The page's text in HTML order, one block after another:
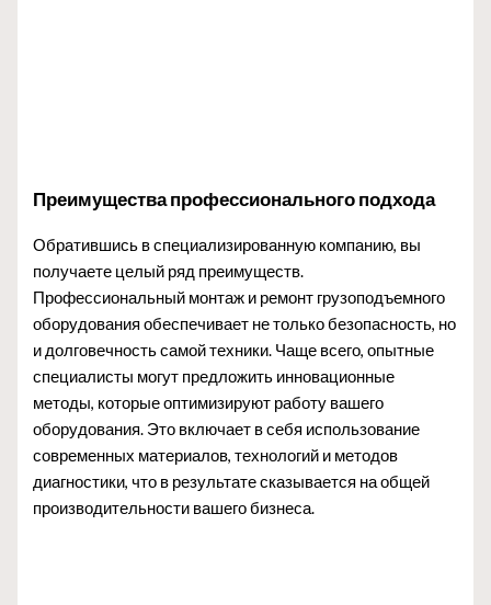
Преимущества профессионального подхода
Обратившись в специализированную компанию, вы
получаете целый ряд преимуществ.
Профессиональный монтаж и ремонт грузоподъемного
оборудования обеспечивает не только безопасность, но
и долговечность самой техники. Чаще всего, опытные
специалисты могут предложить инновационные
методы, которые оптимизируют работу вашего
оборудования. Это включает в себя использование
современных материалов, технологий и методов
диагностики, что в результате сказывается на общей
производительности вашего бизнеса.